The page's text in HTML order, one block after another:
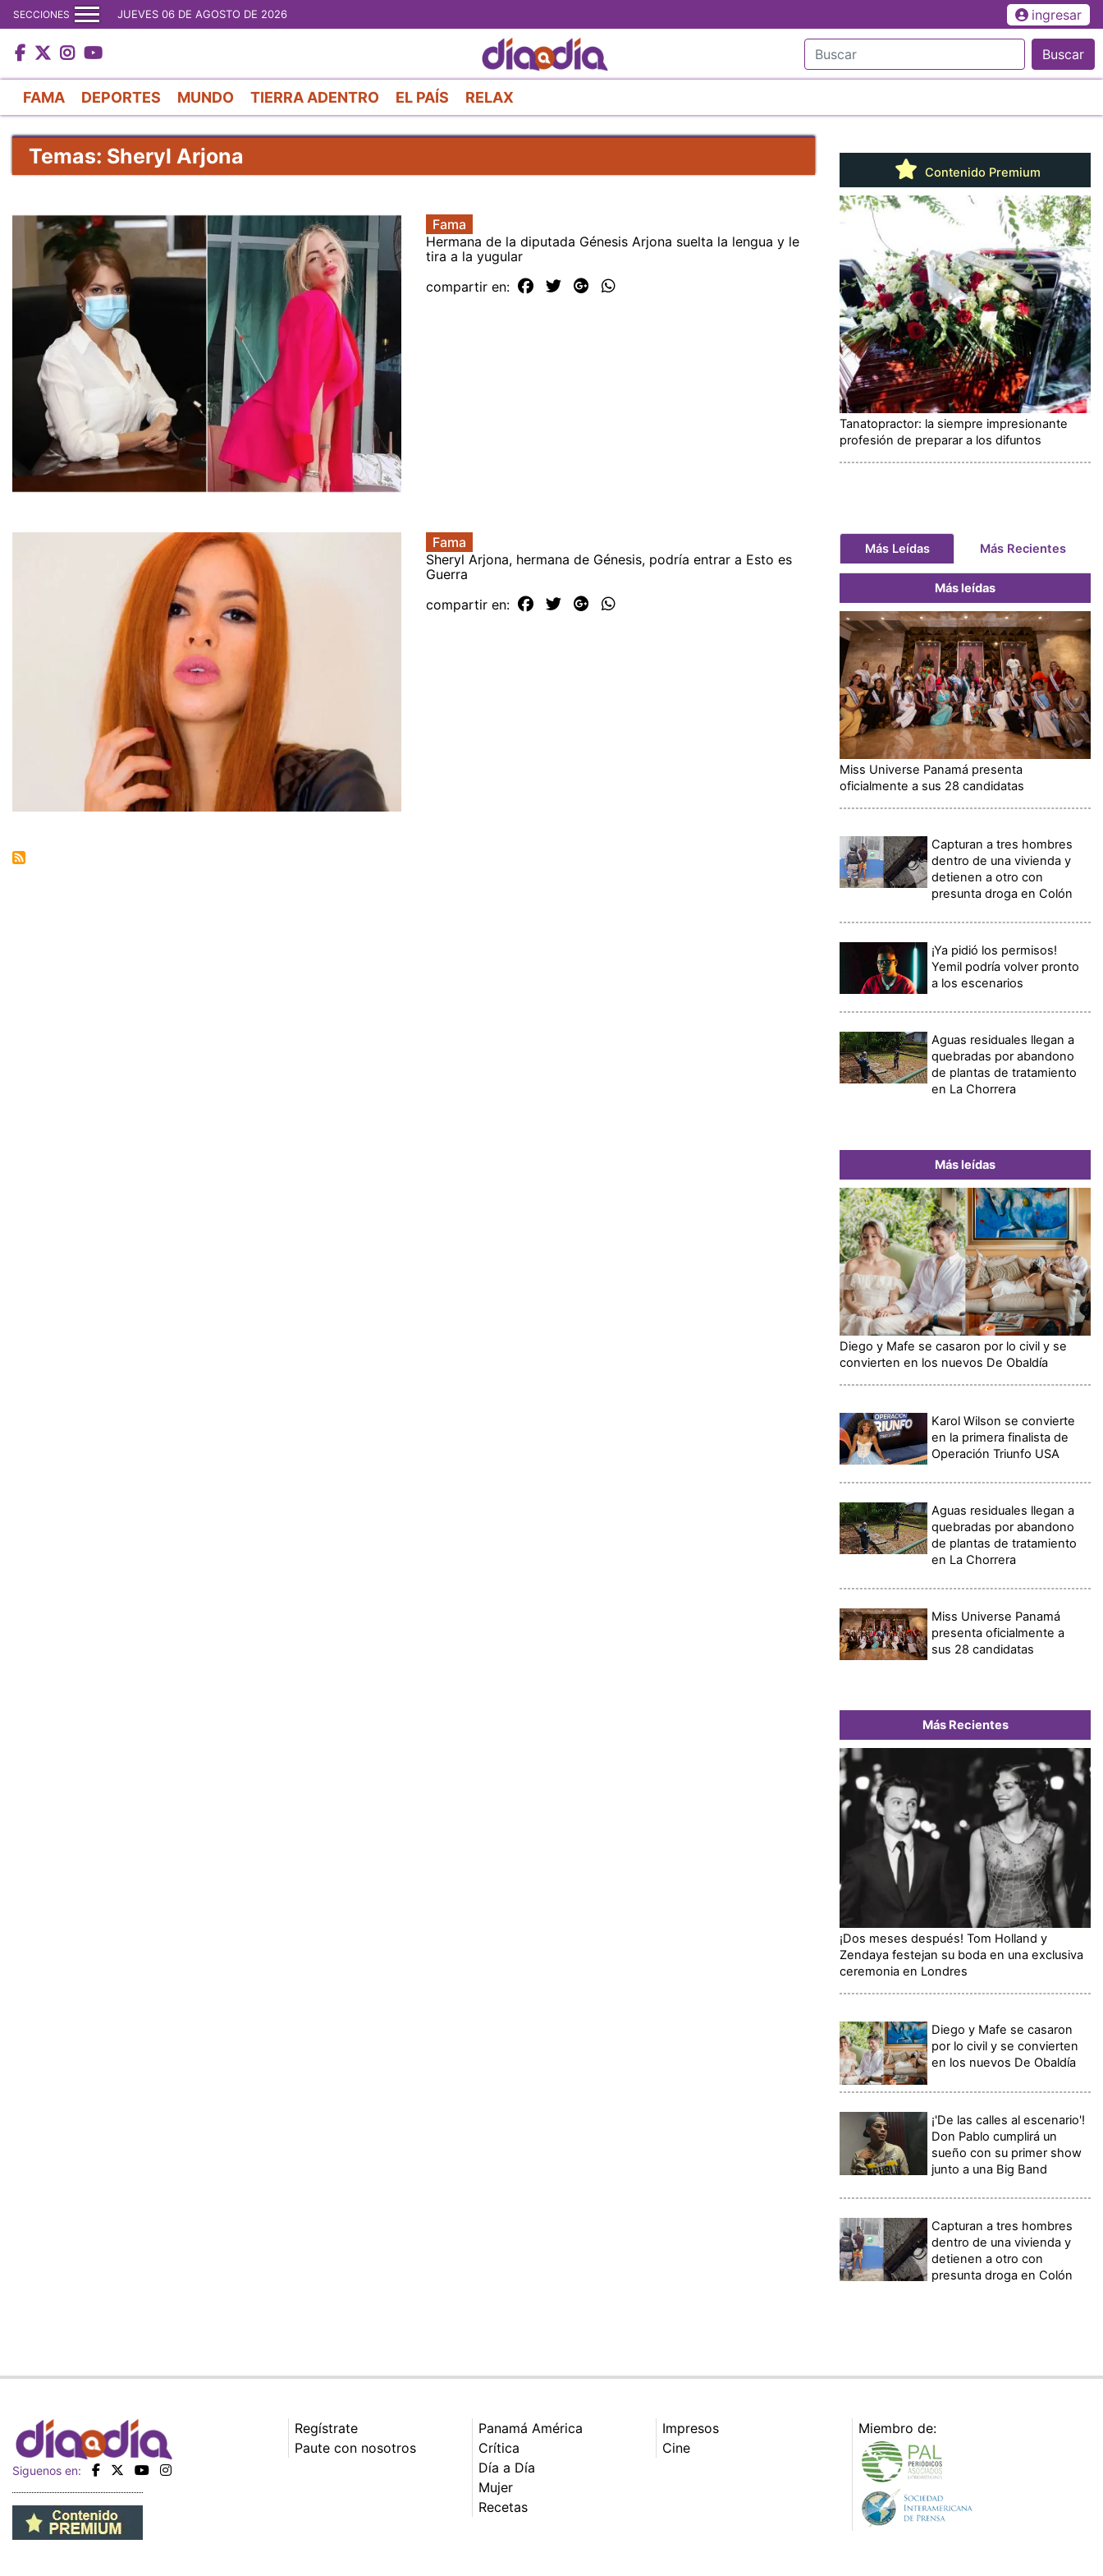
al
contenido
principal
SECCIONES JUEVES 06 DE AGOSTO DE 2026 ingresar
Buscar
FAMA DEPORTES MUNDO TIERRA ADENTRO EL PAÍS RELAX
Temas: Sheryl Arjona
Fama
Hermana de la diputada Génesis Arjona suelta la lengua y le
tira a la yugular
compartir en:
Fama
Sheryl Arjona, hermana de Génesis, podría entrar a Esto es
Guerra
compartir en:
Contenido Premium
Tanatopractor: la siempre impresionante
profesión de preparar a los difuntos
Más Leídas Más Recientes
Más leídas
Miss Universe Panamá presenta
oficialmente a sus 28 candidatas
Capturan a tres hombres
dentro de una vivienda y
detienen a otro con
presunta droga en Colón
¡Ya pidió los permisos!
Yemil podría volver pronto
a los escenarios
Aguas residuales llegan a
quebradas por abandono
de plantas de tratamiento
en La Chorrera
Más leídas
Diego y Mafe se casaron por lo civil y se
convierten en los nuevos De Obaldía
Karol Wilson se convierte
en la primera finalista de
Operación Triunfo USA
Aguas residuales llegan a
quebradas por abandono
de plantas de tratamiento
en La Chorrera
Miss Universe Panamá
presenta oficialmente a
sus 28 candidatas
Más Recientes
¡Dos meses después! Tom Holland y
Zendaya festejan su boda en una exclusiva
ceremonia en Londres
Diego y Mafe se casaron
por lo civil y se convierten
en los nuevos De Obaldía
¡'De las calles al escenario'!
Don Pablo cumplirá un
sueño con su primer show
junto a una Big Band
Capturan a tres hombres
dentro de una vivienda y
detienen a otro con
presunta droga en Colón
Siguenos en:
Regístrate
Paute con nosotros
Panamá América
Crítica
Día a Día
Mujer
Recetas
Impresos
Cine
Miembro de: